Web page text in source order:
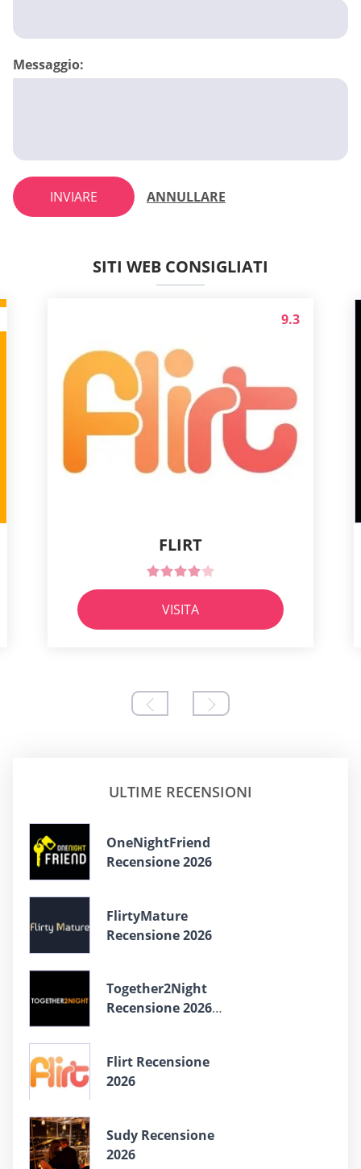
Messaggio:
INVIARE ANNULLARE
SITI WEB CONSIGLIATI
FLIRT
9.3
VISITA
ULTIME RECENSIONI
OneNightFriend
Recensione 2026
FlirtyMature
Recensione 2026
Together2Night
Recensione 2026
Flirt Recensione
2026
Sudy Recensione
2026